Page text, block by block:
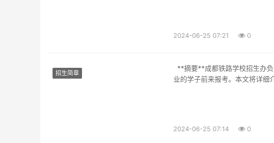
2024-06-25 07:21 0
招生简章
业的学子前来报考。本文将详细
2024-06-25 07:14 0